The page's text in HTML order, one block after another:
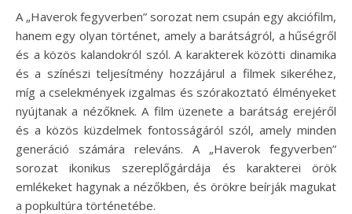
A „Haverok fegyverben” sorozat nem csupán egy akciófilm,
hanem egy olyan történet, amely a barátságról, a hűségről
és a közös kalandokról szól. A karakterek közötti dinamika
és a színészi teljesítmény hozzájárul a filmek sikeréhez,
míg a cselekmények izgalmas és szórakoztató élményeket
nyújtanak a nézőknek. A film üzenete a barátság erejéről
és a közös küzdelmek fontosságáról szól, amely minden
generáció számára releváns. A „Haverok fegyverben”
sorozat ikonikus szereplőgárdája és karakterei örök
emlékeket hagynak a nézőkben, és örökre beírják magukat
a popkultúra történetébe.